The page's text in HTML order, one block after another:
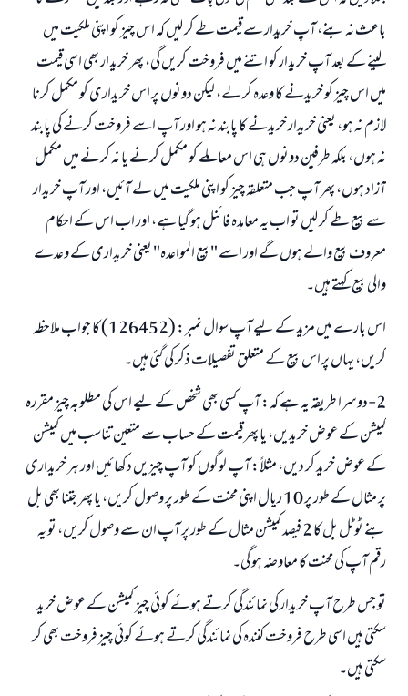
باعث نہ بنے، آپ خریدار سے قیمت طے کر لیں کہ اس چیز کو اپنی ملکیت میں
لینے کے بعد آپ خریدار کو اتنے میں فروخت کریں گی، پھر خریدار بھی اسی قیمت
میں اس چیز کو خریدنے کا وعدہ کر لے، لیکن دونوں پر اس خریداری کو مکمل کرنا
لازم نہ ہو، یعنی خریدار خریدنے کا پابند نہ ہو اور آپ اسے فروخت کرنے کی پابند
نہ ہوں، بلکہ طرفین دونوں ہی اس معاملے کو مکمل کرنے یا نہ کرنے میں مکمل
آزاد ہوں، پھر آپ جب متعلقہ چیز کو اپنی ملکیت میں لے آئیں، اور آپ خریدار
سے بیع طے کر لیں تو اب یہ معاہدہ فائنل ہو گیا ہے، اور اب اس کے احکام
معروف بیع والے ہوں گے اور اسے "بیع المواعدہ" یعنی خریداری کے وعدے
والی بیع کہتے ہیں۔
اس بارے میں مزید کے لیے آپ سوال نمبر: (126452) کا جواب ملاحظہ
کریں، یہاں پر اس بیع کے متعلق تفصیلات ذکر کی گئی ہیں۔
2-دوسرا طریقہ یہ ہے کہ: آپ کسی بھی شخص کے لیے اس کی مطلوبہ چیز مقررہ
کمیشن کے عوض خریدیں، یا پھر قیمت کے حساب سے متعین تناسب میں کمیشن
کے عوض خرید کر دیں، مثلاً: آپ لوگوں کو آپ چیزیں دکھائیں اور ہر خریداری
پر مثال کے طور پر 10 ریال اپنی محنت کے طور پر وصول کریں، یا پھر جتنا بھی بل
بنے ٹوٹل بل کا 2 فیصد کمیشن مثال کے طور پر آپ ان سے وصول کریں، تو یہ
رقم آپ کی محنت کا معاوضہ ہو گی۔
تو جس طرح آپ خریدار کی نمائندگی کرتے ہوئے کوئی چیز کمیشن کے عوض خرید
سکتی ہیں اسی طرح فروخت کنندہ کی نمائندگی کرتے ہوئے کوئی چیز فروخت بھی کر
سکتی ہیں۔